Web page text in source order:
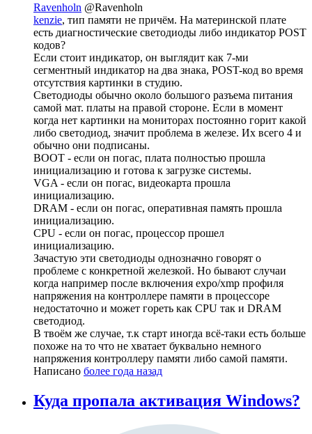
Ravenholn @Ravenholn
kenzie, тип памяти не причём. На материнской плате
есть диагностические светодиоды либо индикатор POST
кодов?
Если стоит индикатор, он выглядит как 7-ми
сегментный индикатор на два знака, POST-код во время
отсутствия картинки в студию.
Светодиоды обычно около большого разъема питания
самой мат. платы на правой стороне. Если в момент
когда нет картинки на мониторах постоянно горит какой
либо светодиод, значит проблема в железе. Их всего 4 и
обычно они подписаны.
BOOT - если он погас, плата полностью прошла
инициализацию и готова к загрузке системы.
VGA - если он погас, видеокарта прошла
инициализацию.
DRAM - если он погас, оперативная память прошла
инициализацию.
CPU - если он погас, процессор прошел
инициализацию.
Зачастую эти светодиоды однозначно говорят о
проблеме с конкретной железкой. Но бывают случаи
когда например после включения expo/xmp профиля
напряжения на контроллере памяти в процессоре
недостаточно и может гореть как CPU так и DRAM
светодиод.
В твоём же случае, т.к старт иногда всё-таки есть больше
похоже на то что не хватает буквально немного
напряжения контроллеру памяти либо самой памяти.
Написано более года назад
Куда пропала активация Windows?